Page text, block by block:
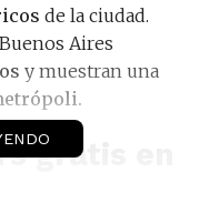
de la ciudad.
Aires
y muestran una
gratis en